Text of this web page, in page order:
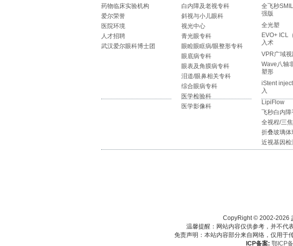
药物临床实验机构
爱尔荣誉
医院环境
人才招聘
武汉爱尔眼科博士团
白内障及老视专科
斜视与小儿眼科
视光中心
青光眼专科
眼睑眼眶病/眼整形专科
眼底病专科
眼表及角膜病专科
泪道/眼鼻相关专科
综合眼病专科
医学检验科
医学影像科
全飞秒
强版
全光塑
EVO+ ICL
入术
VPR广域
Wave八轴
塑形
iStent
入
LipiFlow
飞秒白内障
全视程/三
折叠玻璃体
近视基因检
CopyRight © 2002-2026
温馨提醒：网站内容仅供参考，并不代
免责声明：本站内容部分来自网络，仅用于
ICP备案: 鄂ICP